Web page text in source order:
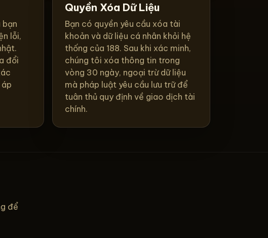
bạn
lỗi,
đổi
Quyền Xóa Dữ Liệu
Bạn có quyền yêu cầu xóa tài
khoản và dữ liệu cá nhân khỏi hệ
thống của 188. Sau khi xác minh,
chúng tôi xóa thông tin trong
vòng 30 ngày, ngoại trừ dữ liệu
mà pháp luật yêu cầu lưu trữ để
tuân thủ quy định về giao dịch tài
chính.
để